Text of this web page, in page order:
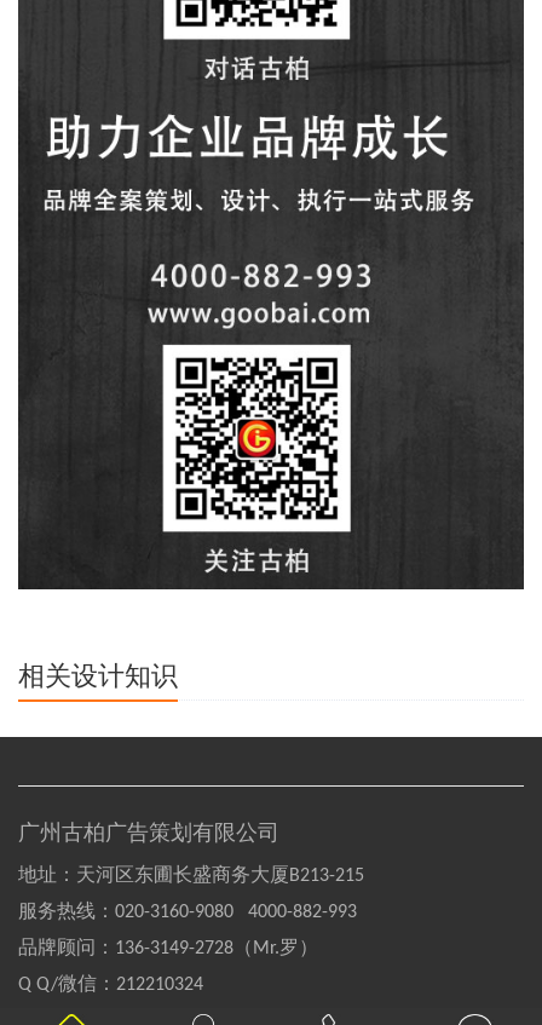
相关设计知识
广州古柏广告策划有限公司
地址：天河区东圃长盛商务大厦B213-215
服务热线： 020-3160-9080 4000-882-993
品牌顾问： 136-3149-2728（Mr.罗）
Q Q/微信： 212210324